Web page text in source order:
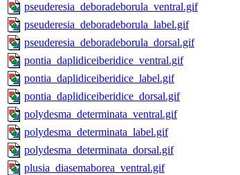
pseuderesia_deboradeborula_ventral.gif
pseuderesia_deboradeborula_label.gif
pseuderesia_deboradeborula_dorsal.gif
pontia_daplidiceiberidice_ventral.gif
pontia_daplidiceiberidice_label.gif
pontia_daplidiceiberidice_dorsal.gif
polydesma_determinata_ventral.gif
polydesma_determinata_label.gif
polydesma_determinata_dorsal.gif
plusia_diasemaborea_ventral.gif